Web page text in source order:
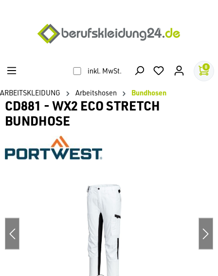
inkl. MwSt. 0
ARBEITSKLEIDUNG Arbeitshosen Bundhosen
CD881 - WX2 ECO STRETCH
BUNDHOSE